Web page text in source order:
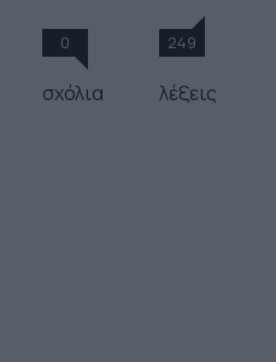
0
σχόλια
249
λέξεις